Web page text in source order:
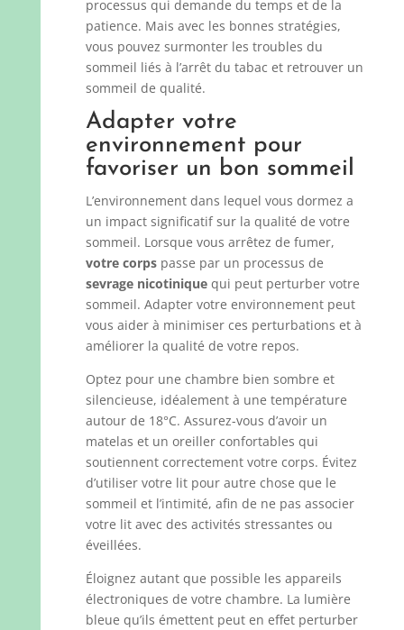
processus qui demande du temps et de la
patience. Mais avec les bonnes stratégies,
vous pouvez surmonter les troubles du
sommeil liés à l’arrêt du tabac et retrouver un
sommeil de qualité.
Adapter votre
environnement pour
favoriser un bon sommeil
L’environnement dans lequel vous dormez a
un impact significatif sur la qualité de votre
sommeil. Lorsque vous arrêtez de fumer,
votre corpspasse par un processus de
sevrage nicotiniquequi peut perturber votre
sommeil. Adapter votre environnement peut
vous aider à minimiser ces perturbations et à
améliorer la qualité de votre repos.
Optez pour une chambre bien sombre et
silencieuse, idéalement à une température
autour de 18°C. Assurez-vous d’avoir un
matelas et un oreiller confortables qui
soutiennent correctement votre corps. Évitez
d’utiliser votre lit pour autre chose que le
sommeil et l’intimité, afin de ne pas associer
votre lit avec des activités stressantes ou
éveillées.
Éloignez autant que possible les appareils
électroniques de votre chambre. La lumière
bleue qu’ils émettent peut en effet perturber